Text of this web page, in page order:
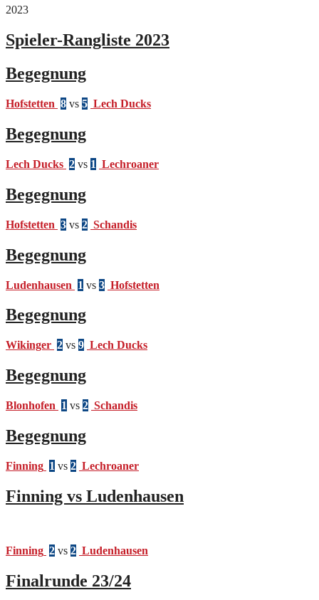
2023
Spieler-Rangliste 2023
Begegnung
Hofstetten 8 vs 5 Lech Ducks
Begegnung
Lech Ducks 2 vs 1 Lechroaner
Begegnung
Hofstetten 3 vs 2 Schandis
Begegnung
Ludenhausen 1 vs 3 Hofstetten
Begegnung
Wikinger 2 vs 9 Lech Ducks
Begegnung
Blonhofen 1 vs 2 Schandis
Begegnung
Finning 1 vs 2 Lechroaner
Finning vs Ludenhausen
Finning 2 vs 2 Ludenhausen
Finalrunde 23/24